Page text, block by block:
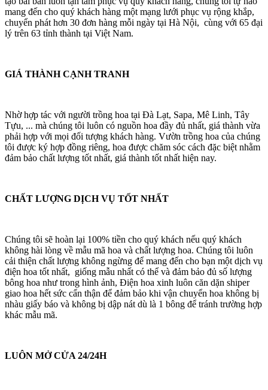
mang đến cho quý khách hàng một mạng lưới phục vụ rộng khắp,
chuyển phát hơn 30 đơn hàng mỗi ngày tại Hà Nội, cùng với 65 đại
lý trên 63 tỉnh thành tại Việt Nam.
GIÁ THÀNH CẠNH TRANH
Nhờ hợp tác với người trồng hoa tại Đà Lạt, Sapa, Mê Linh, Tây
Tựu, ... mà chúng tôi luôn có nguồn hoa đầy đủ nhất, giá thành vừa
phải hợp với mọi đối tượng khách hàng. Vườn trồng hoa của chúng
tôi được ký hợp đồng riêng, hoa được chăm sóc cách đặc biệt nhằm
đảm bảo chất lượng tốt nhất, giá thành tốt nhất hiện nay.
CHẤT LƯỢNG DỊCH VỤ TỐT NHẤT
Chúng tôi sẽ hoàn lại 100% tiền cho quý khách nếu quý khách
không hài lòng về mẫu mã hoa và chất lượng hoa. Chúng tôi luôn
cải thiện chất lượng không ngừng để mang đến cho bạn một dịch vụ
điện hoa tốt nhất, giống mẫu nhất có thể và đảm bảo đủ số lượng
bông hoa như trong hình ảnh, Điện hoa xinh luôn căn dặn shiper
giao hoa hết sức cẩn thận để đảm bảo khi vận chuyển hoa không bị
nhàu giấy báo và không bị dập nát dù là 1 bông để tránh trường hợp
khác mẫu mã.
LUÔN MỞ CỬA 24/24H